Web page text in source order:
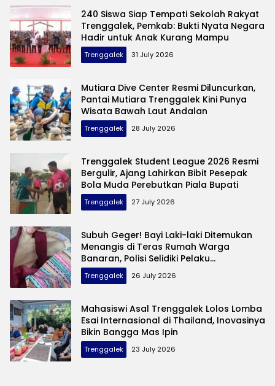
240 Siswa Siap Tempati Sekolah Rakyat
Trenggalek, Pemkab: Bukti Nyata Negara
Hadir untuk Anak Kurang Mampu
Trenggalek 31 July 2026
Mutiara Dive Center Resmi Diluncurkan,
Pantai Mutiara Trenggalek Kini Punya
Wisata Bawah Laut Andalan
Trenggalek 28 July 2026
Trenggalek Student League 2026 Resmi
Bergulir, Ajang Lahirkan Bibit Pesepak
Bola Muda Perebutkan Piala Bupati
Trenggalek 27 July 2026
Subuh Geger! Bayi Laki-laki Ditemukan
Menangis di Teras Rumah Warga
Banaran, Polisi Selidiki Pelaku
Pembuangan
Trenggalek 26 July 2026
Mahasiswi Asal Trenggalek Lolos Lomba
Esai Internasional di Thailand, Inovasinya
Bikin Bangga Mas Ipin
Trenggalek 23 July 2026